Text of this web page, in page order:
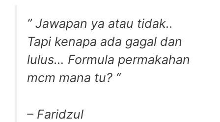
” Jawapan ya atau tidak..
Tapi kenapa ada gagal dan
lulus… Formula permakahan
mcm mana tu? “
– Faridzul